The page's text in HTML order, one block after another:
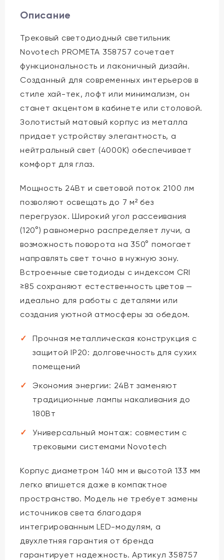
Описание
Трековый светодиодный светильник
Novotech PROMETA 358757 сочетает
функциональность и лаконичный дизайн.
Созданный для современных интерьеров в
стиле хай-тек, лофт или минимализм, он
станет акцентом в кабинете или столовой.
Золотистый матовый корпус из металла
придает устройству элегантность, а
нейтральный свет (4000K) обеспечивает
комфорт для глаз.
Мощность 24Вт и световой поток 2100 лм
позволяют освещать до 7 м² без
перегрузок. Широкий угол рассеивания
(120°) равномерно распределяет лучи, а
возможность поворота на 350° помогает
направлять свет точно в нужную зону.
Встроенные светодиоды с индексом CRI
≥85 сохраняют естественность цветов —
идеально для работы с деталями или
создания уютной атмосферы за обедом.
Прочная металлическая конструкция с
защитой IP20: долговечность для сухих
помещений
Экономия энергии: 24Вт заменяют
традиционные лампы накаливания до
180Вт
Универсальный монтаж: совместим с
трековыми системами Novotech
Корпус диаметром 140 мм и высотой 133 мм
легко впишется даже в компактное
пространство. Модель не требует замены
источников света благодаря
интегрированным LED-модулям, а
двухлетняя гарантия от бренда
гарантирует надежность. Артикул 358757